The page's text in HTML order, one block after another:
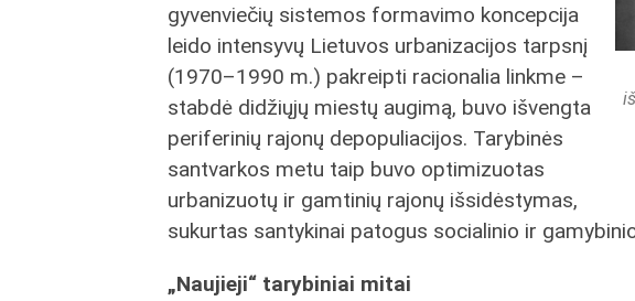
gyvenviečių sistemos formavimo koncepcija
leido intensyvų Lietuvos urbanizacijos tarpsnį
(1970–1990 m.) pakreipti racionalia linkme –
stabdė didžiųjų miestų augimą, buvo išvengta
periferinių rajonų depopuliacijos. Tarybinės
santvarkos metu taip buvo optimizuotas
urbanizuotų ir gamtinių rajonų išsidėstymas,
sukurtas santykinai patogus socialinio ir
„Naujieji“ tarybiniai mitai